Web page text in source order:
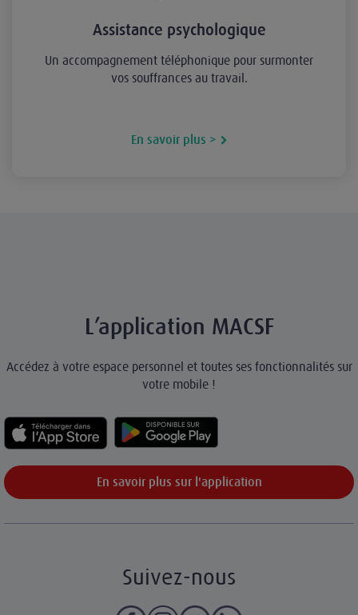
Assistance psychologique
Un accompagnement téléphonique pour surmonter
vos souffrances au travail.
En savoir plus >
L’application MACSF
Accédez à votre espace personnel et toutes ses fonctionnalités sur
votre mobile !
En savoir plus sur l'application
Suivez-nous